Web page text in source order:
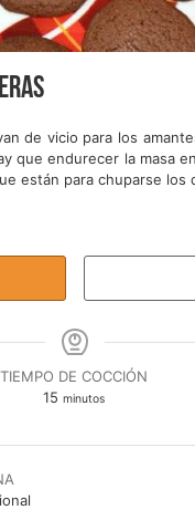
de vicio para los
que endurecer la masa
están para chuparse los
TIEMPO DE COCCIÓN
15 minutos
minutos